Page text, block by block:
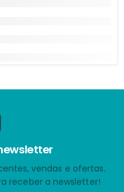
vendas e ofertas.
receber a newsletter!